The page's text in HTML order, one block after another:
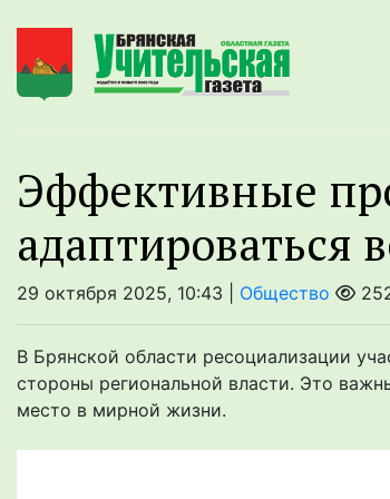
Эффективные
адаптироваться
29 октября 2025, 10:43 | Общество
В Брянской области ресоциализации
стороны региональной власти. Это
место в мирной жизни.